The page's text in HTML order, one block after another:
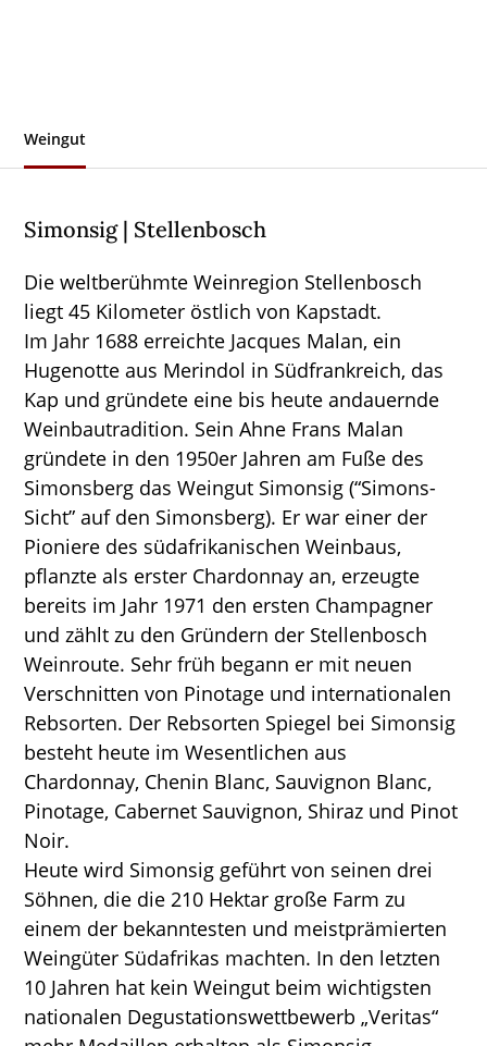
Weingut
Simonsig | Stellenbosch
Die weltberühmte Weinregion Stellenbosch
liegt 45 Kilometer östlich von Kapstadt.
Im Jahr 1688 erreichte Jacques Malan, ein
Hugenotte aus Merindol in Südfrankreich, das
Kap und gründete eine bis heute andauernde
Weinbautradition. Sein Ahne Frans Malan
gründete in den 1950er Jahren am Fuße des
Simonsberg das Weingut Simonsig (“Simons-
Sicht” auf den Simonsberg). Er war einer der
Pioniere des südafrikanischen Weinbaus,
pflanzte als erster Chardonnay an, erzeugte
bereits im Jahr 1971 den ersten Champagner
und zählt zu den Gründern der Stellenbosch
Weinroute. Sehr früh begann er mit neuen
Verschnitten von Pinotage und internationalen
Rebsorten. Der Rebsorten Spiegel bei Simonsig
besteht heute im Wesentlichen aus
Chardonnay, Chenin Blanc, Sauvignon Blanc,
Pinotage, Cabernet Sauvignon, Shiraz und Pinot
Noir.
Heute wird Simonsig geführt von seinen drei
Söhnen, die die 210 Hektar große Farm zu
einem der bekanntesten und meistprämierten
Weingüter Südafrikas machten. In den letzten
10 Jahren hat kein Weingut beim wichtigsten
nationalen Degustationswettbewerb „Veritas“